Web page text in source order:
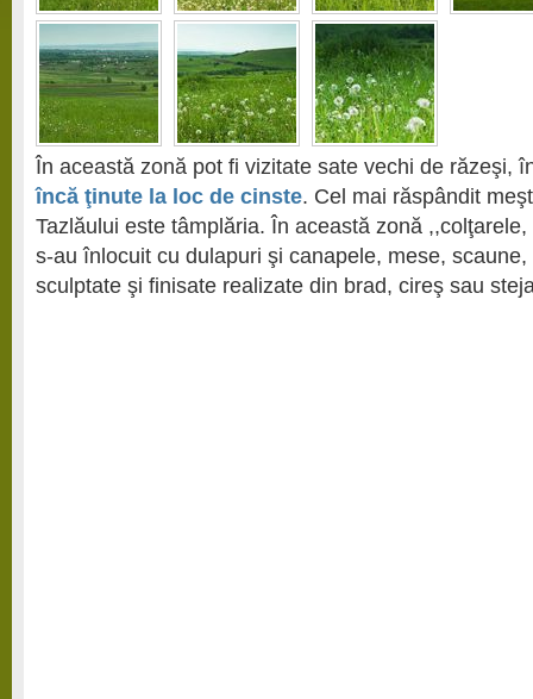
În această zonă pot fi vizitate sate vechi de răzeşi,
încă ţinute la loc de cinste. Cel mai răspândit
Tazlăului este tâmplăria. În această zonă ,,colţarele,
s-au înlocuit cu dulapuri şi canapele, mese,
sculptate şi finisate realizate din brad, cireş sau